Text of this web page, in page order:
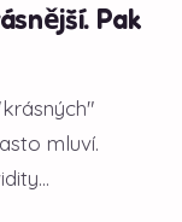
Pak
mluví.